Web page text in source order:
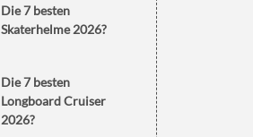
Die 7 besten
Skaterhelme 2026?
Die 7 besten
Longboard Cruiser
2026?